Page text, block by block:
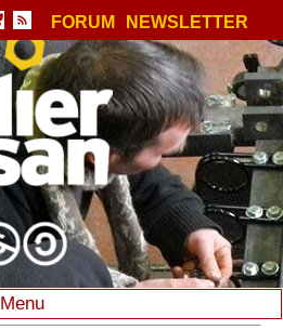
FORUM NEWSLETTER
Menu